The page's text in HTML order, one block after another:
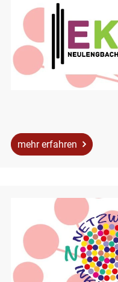
mehr erfahren